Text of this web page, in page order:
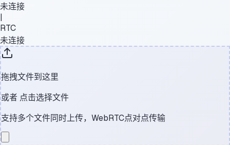
未连接
|
RTC
未连接
拖拽文件到这里
或者 点击选择文件
支持多个文件同时上传，WebRTC点对点传输